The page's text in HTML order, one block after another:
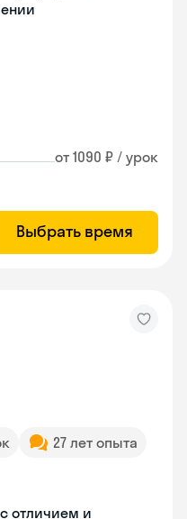
от 1090 ₽ / урок
Выбрать время
27 лет опыта
отличием и